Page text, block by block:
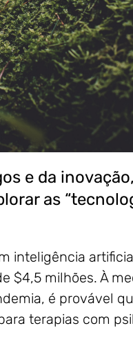
e da
as
inteligência
$4,5 milhões. À
é provável
terapias com